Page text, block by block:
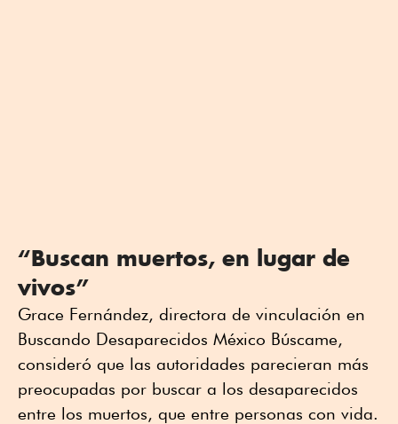
“Buscan muertos, en lugar de
vivos”
Grace Fernández, directora de vinculación en
Buscando Desaparecidos México Búscame,
consideró que las autoridades parecieran más
preocupadas por buscar a los desaparecidos
entre los muertos, que entre personas con vida.